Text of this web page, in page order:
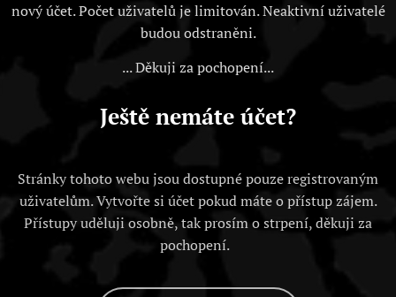
nový účet. Počet uživatelů je limitován. Neaktivní uživatelé
budou odstraněni.
... Děkuji za pochopení...
Ještě nemáte účet?
Stránky tohoto webu jsou dostupné pouze registrovaným
uživatelům. Vytvořte si účet pokud máte o přístup zájem.
Přístupy uděluji osobně, tak prosím o strpení, děkuji za
pochopení.